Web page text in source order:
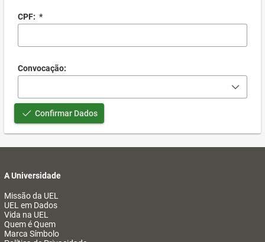
CPF: *
Convocação:
Confirmar Dados
A Universidade
Missão da UEL
UEL em Dados
Vida na UEL
Quem é Quem
Marca Símbolo